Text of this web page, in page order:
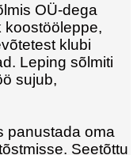
OÜ-dega
koostööleppe,
klubi
Leping sõlmiti
sujub,
panustada oma
Seetõttu